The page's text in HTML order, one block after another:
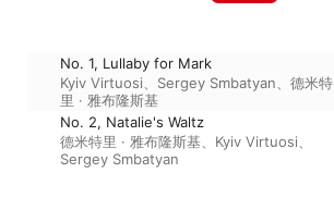
No. 1, Lullaby for Mark
Kyiv Virtuosi
Sergey Smbatyan
德米特
里 · 雅布隆斯基
No. 2, Natalie's Waltz
德米特里 · 雅布隆斯基
Kyiv Virtuosi
Sergey Smbatyan